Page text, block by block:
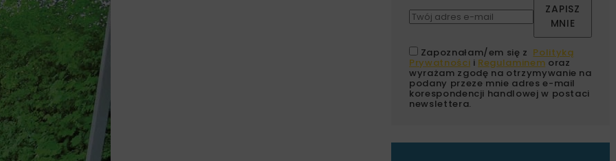
ZAPISZ
MNIE
Zapoznałam/em się z Polityką
Prywatności i Regulaminem oraz
wyrażam zgodę na otrzymywanie na
podany przeze mnie adres e-mail
korespondencji handlowej w postaci
newslettera.